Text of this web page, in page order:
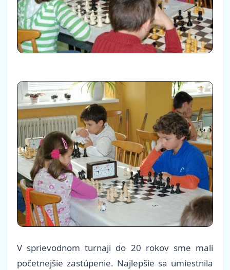
V sprievodnom turnaji do 20 rokov sme mali
početnejšie zastúpenie. Najlepšie sa umiestnila